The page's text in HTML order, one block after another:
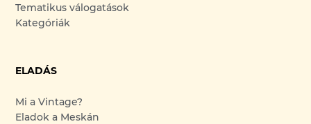
Tematikus válogatások
Kategóriák
ELADÁS
Mi a Vintage?
Eladok a Meskán